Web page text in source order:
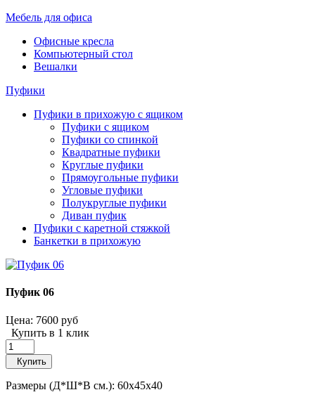
Мебель для офиса
Офисные кресла
Компьютерный стол
Вешалки
Пуфики
Пуфики в прихожую с ящиком
Пуфики с ящиком
Пуфики со спинкой
Квадратные пуфики
Круглые пуфики
Прямоугольные пуфики
Угловые пуфики
Полукруглые пуфики
Диван пуфик
Пуфики с каретной стяжкой
Банкетки в прихожую
Пуфик 06
Цена: 7600 руб
Купить в 1 клик
Купить
Размеры (Д*Ш*В см.): 60x45x40